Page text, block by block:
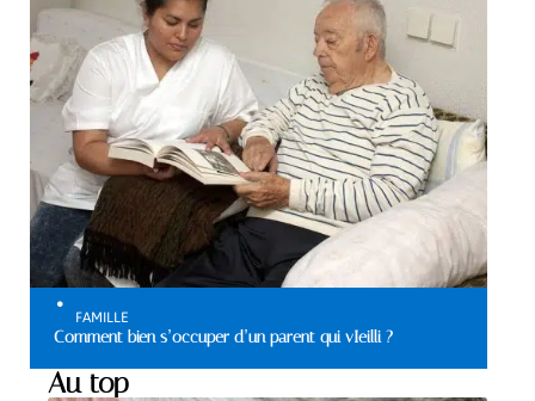
FAMILLE
Comment bien s’occuper d’un parent qui vIeilli ?
Au top